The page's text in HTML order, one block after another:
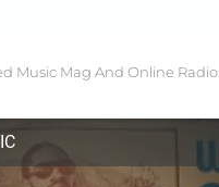
Music Mag And Online Radio.